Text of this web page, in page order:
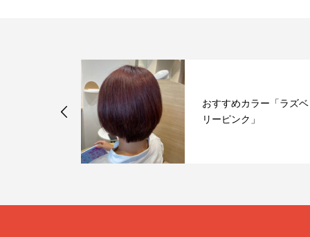
おすすめカラー「ラズベ
リーピンク」